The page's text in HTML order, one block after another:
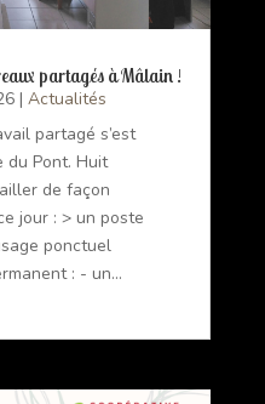
partagés à Mâlain !
| Actualités
partagé s’est
du Pont. Huit
de façon
jour : > un poste
ponctuel
: - un...